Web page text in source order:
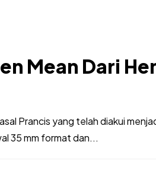
Mean Dari
Prancis yang telah diakui
35 mm format dan...